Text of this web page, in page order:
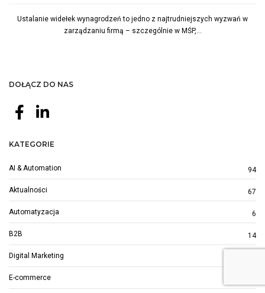
Ustalanie widełek wynagrodzeń to jedno z najtrudniejszych wyzwań w
zarządzaniu firmą – szczególnie w MŚP,...
DOŁĄCZ DO NAS
KATEGORIE
AI & Automation 94
Aktualności 67
Automatyzacja 6
B2B 14
Digital Marketing
E-commerce